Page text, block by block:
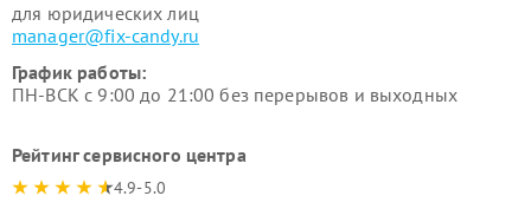
для юридических лиц
manager@fix-candy.ru
График работы:
ПН-ВСК с 9:00 до 21:00 без перерывов и выходных
Рейтинг сервисного центра
4.9-5.0